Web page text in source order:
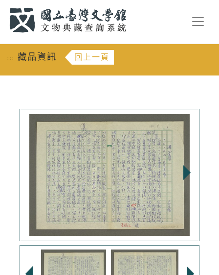
::: 藏品資訊 回上一頁